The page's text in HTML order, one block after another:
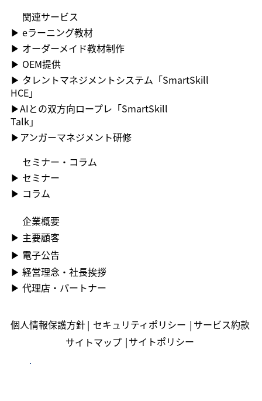
関連サービス
▶ ︎eラーニング教材
▶ ︎オーダーメイド教材制作
▶ OEM提供
▶ ︎タレントマネジメントシステム「SmartSkill
HCE」
▶AIとの双方向ロープレ「SmartSkill
Talk」
​▶アンガーマネジメント研修
セミナー・コラム
▶ ︎セミナー
▶ コラム
企業概要
▶ ︎主要顧客
▶ ︎電子公告
▶ ︎︎経営理念・社長挨拶
▶ ︎︎代理店・パートナー
サイトマップ サイトポリシー
|
個人情報保護方針 セキュリティポリシー サービス約款
| |